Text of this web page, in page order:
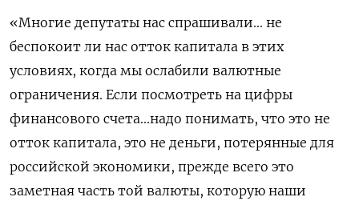
«Многие депутаты нас спрашивали... не
беспокоит ли нас отток капитала в этих
условиях, когда мы ослабили валютные
ограничения. Если посмотреть на цифры
финансового счета...надо понимать, что это не
отток капитала, это не деньги, потерянные для
российской экономики, прежде всего это
заметная часть той валюты, которую наши